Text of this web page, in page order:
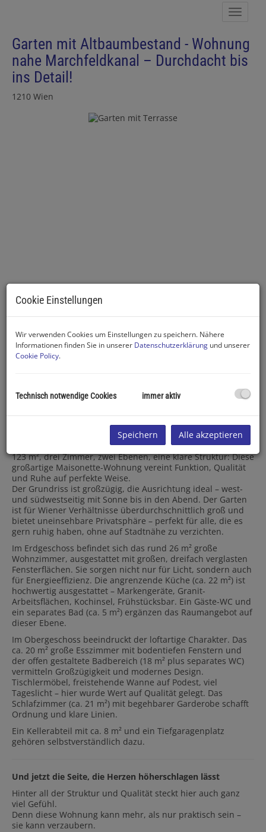
Garten mit Altbaumbestand - Wohnung
nahe Marchfeldkanal – Durchdacht bis
ins Detail!
1210 Wien
123 m², drei Zimmer, zwei Ebenen, eine klare Struktur: Diese
großartige Maisonette-Wohnung vereint Funktion, Qualität
und Ruhe auf perfekte Weise.
Der Grundriss ist großzügig, die Ausrichtung ideal – west-
und südwestseitig mit Sonne bis in den Abend. Der Garten
ist für Wiener Verhältnisse überdurchschnittlich groß und
bietet uneinsehbare Privatsphäre – perfekt für alle, die es
gern ruhig haben, ohne auf Stadtnähe zu verzichten.
Im Erdgeschoss befindet sich das rund 26 m² große
Wohnzimmer, ausgestattet mit großen, dreifach verglasten
Fensterflächen. Sie sorgen nicht nur für Licht, sondern auch
für Energieeffizienz. Die angrenzende Küche (ca. 22 m²) ist
hochwertig ausgestattet – Markengeräte, Granit-
Arbeitsflächen, Kochinsel, Frühstücksbar. Ein Gäste-WC und
ein separates Bad (ca. 5 m²) ergänzen das Raumangebot auf
dieser Ebene.
Im Obergeschoss beeindruckt der loftartige Charakter. Das
ca. 20 m² große Esszimmer mit bodentiefen Fenstern und
der offen gestaltete Badbereich (18 m² plus separates WC)
vermitteln Großzügigkeit und modernes Design.
Tischlermöbel, freistehende Wanne auf Podest, viel
Tageslicht – hier wurde Wert auf Qualität gelegt. Das
Schlafzimmer (ca. 21 m²) mit begehbarer Garderobe schafft
Ordnung und klare Linien.
Ein Kellerabteil mit ca. 8 m² und ein Tiefgaragenplatz
gehören selbstverständlich dazu.
Und jetzt die Seite, die Herzen höherschlagen lässt
Hinter all der Struktur und Qualität steckt hier auch ganz
viel Gefühl.
Denn diese Wohnung kann mehr, als nur praktisch sein –
sie kann verzaubern.
Cookie Einstellungen
Wir verwenden Cookies um Einstellungen zu speichern. Nähere
Informationen finden Sie in unserer Datenschutzerklärung und unserer
Cookie Policy.
Technisch notwendige Cookies immer aktiv
Speichern Alle akzeptieren